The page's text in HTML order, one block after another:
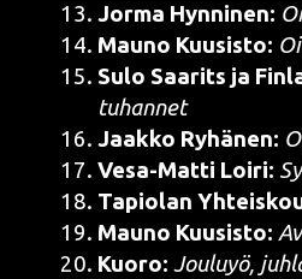
Jor­ma Hyn­ni­nen:
Mau­no Kuusis­to:
Sulo Saa­rits ja
tuhannet
Jaak­ko Ryhä­nen:
Vesa-Mat­ti Loi­ri:
Tapio­lan
Mau­no Kuusis­to:
Kuo­ro: Jou­lu­yö,